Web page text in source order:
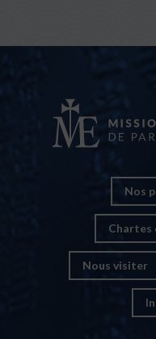
Nos
Chartes
Nous visiter